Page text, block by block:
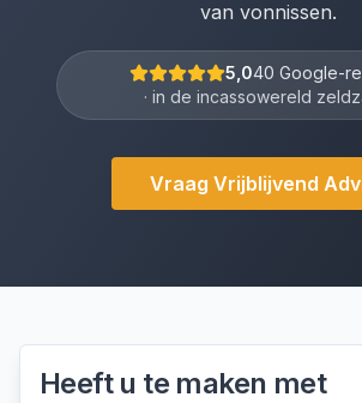
van vonnissen.
5,040 Google-
· in de incassowereld
Vraag Vrijblijvend
Heeft u te maken met